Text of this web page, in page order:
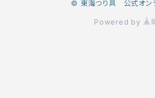
© 東海つり具 公式オン
Powered by